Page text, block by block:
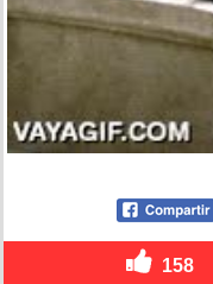
158